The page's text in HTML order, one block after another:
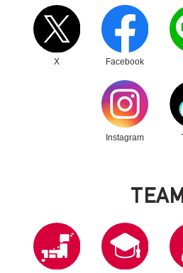
X
別ウィンドウリンク
Facebook
別ウィンドウリンク別
Instagram
別ウィンドウリンク別
TEA